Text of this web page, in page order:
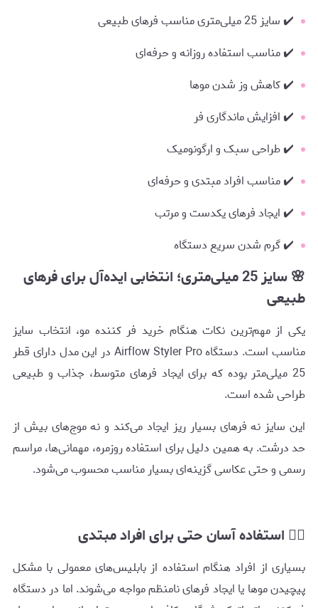
✔️ سایز 25 میلی‌متری مناسب فرهای طبیعی
✔️ مناسب استفاده روزانه و حرفه‌ای
✔️ کاهش وز شدن موها
✔️ افزایش ماندگاری فر
✔️ طراحی سبک و ارگونومیک
✔️ مناسب افراد مبتدی و حرفه‌ای
✔️ ایجاد فرهای یکدست و مرتب
✔️ گرم شدن سریع دستگاه
🌸 سایز 25 میلی‌متری؛ انتخابی ایده‌آل برای فرهای
طبیعی
یکی از مهم‌ترین نکات هنگام خرید فر کننده مو، انتخاب سایز
مناسب است. دستگاه Airflow Styler Pro در این مدل دارای قطر
25 میلی‌متر بوده که برای ایجاد فرهای متوسط، جذاب و طبیعی
طراحی شده است.
این سایز نه فرهای بسیار ریز ایجاد می‌کند و نه موج‌های بیش از
حد درشت. به همین دلیل برای استفاده روزمره، مهمانی‌ها، مراسم
رسمی و حتی عکاسی گزینه‌ای بسیار مناسب محسوب می‌شود.
💁‍♀️ استفاده آسان حتی برای افراد مبتدی
بسیاری از افراد هنگام استفاده از بابلیس‌های معمولی با مشکل
پیچیدن موها یا ایجاد فرهای نامنظم مواجه می‌شوند. اما در دستگاه